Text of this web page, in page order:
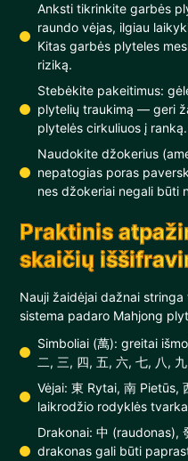
Anksti tikrinkite garbės
raundo vėjas, ilgiau
Kitas garbės plyteles
riziką.
Stebėkite pakeitimus:
plytelių traukimą — geri
plytelės cirkuliuos į ranką.
Naudokite džokerius
nepatogias poras
nes džokeriai negali būti
Praktinis
skaičių
Nauji žaidėjai dažnai
sistema padaro Mahjong
Simboliai (萬): greitai
二, 三, 四, 五, 六, 七, 八,
Vėjai: 東 Rytai, 南
laikrodžio rodyklės
Drakonai: 中 (raudonas),
drakonas gali būti